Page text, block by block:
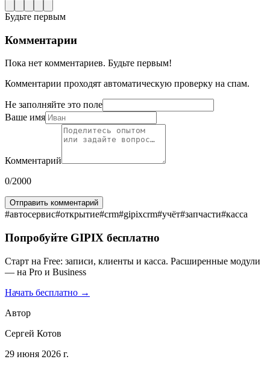
Будьте первым
Комментарии
Пока нет комментариев. Будьте первым!
Комментарии проходят автоматическую проверку на спам.
Не заполняйте это поле
Ваше имя
Комментарий
0/2000
Отправить комментарий
#автосервис#открытие#crm#gipixcrm#учёт#запчасти#касса
Попробуйте GIPIX бесплатно
Старт на Free: записи, клиенты и касса. Расширенные модули
— на Pro и Business
Начать бесплатно →
Автор
Сергей Котов
29 июня 2026 г.